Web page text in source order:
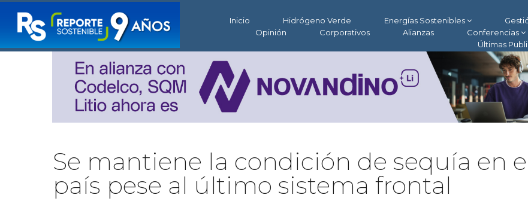
Inicio Hidrógeno Verde Energías Sostenibles
Opinión
Corporativos Alianzas Conferencias
Últimas
Se mantiene la condición de sequía en
país pese al último sistema frontal